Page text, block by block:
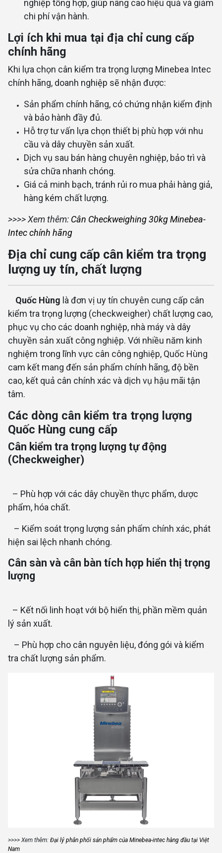
nghiệp tổng hợp, giúp nâng cao hiệu quả và giảm
chi phí vận hành.
Lợi ích khi mua tại địa chỉ cung cấp
chính hãng
Khi lựa chọn cân kiểm tra trọng lượng Minebea Intec
chính hãng, doanh nghiệp sẽ nhận được:
Sản phẩm chính hãng, có chứng nhận kiểm định
và bảo hành đầy đủ.
Hỗ trợ tư vấn lựa chọn thiết bị phù hợp với nhu
cầu và dây chuyền sản xuất.
Dịch vụ sau bán hàng chuyên nghiệp, bảo trì và
sửa chữa nhanh chóng.
Giá cả minh bạch, tránh rủi ro mua phải hàng giả,
hàng kém chất lượng.
>>>> Xem thêm: Cân Checkweighing 30kg Minebea-
Intec chính hãng
Địa chỉ cung cấp cân kiểm tra trọng
lượng uy tín, chất lượng
Quốc Hùng là đơn vị uy tín chuyên cung cấp cân
kiểm tra trọng lượng (checkweigher) chất lượng cao,
phục vụ cho các doanh nghiệp, nhà máy và dây
chuyền sản xuất công nghiệp. Với nhiều năm kinh
nghiệm trong lĩnh vực cân công nghiệp, Quốc Hùng
cam kết mang đến sản phẩm chính hãng, độ bền
cao, kết quả cân chính xác và dịch vụ hậu mãi tận
tâm.
Các dòng cân kiểm tra trọng lượng
Quốc Hùng cung cấp
Cân kiểm tra trọng lượng tự động
(Checkweigher)
– Phù hợp với các dây chuyền thực phẩm, dược
phẩm, hóa chất.
– Kiểm soát trọng lượng sản phẩm chính xác, phát
hiện sai lệch nhanh chóng.
Cân sàn và cân bàn tích hợp hiển thị trọng
lượng
– Kết nối linh hoạt với bộ hiển thị, phần mềm quản
lý sản xuất.
– Phù hợp cho cân nguyên liệu, đóng gói và kiểm
tra chất lượng sản phẩm.
>>>> Xem thêm:Đại lý phân phối sản phẩm của Minebea-intec hàng đầu tại Việt
Nam